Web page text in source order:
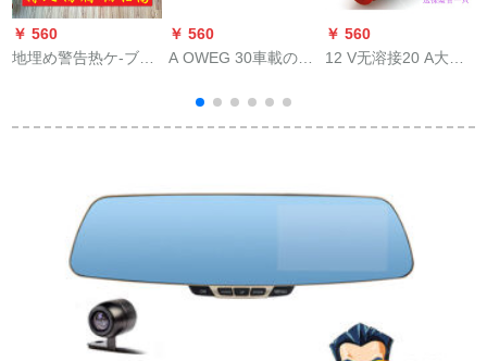
￥ 560
地埋め警告热ケ-ブガ
さい。マークは50 cm
￥ 560
A OWEG 30車載のハ
広角サイクルビエン
ズの駐車監視・防犯
た。
￥ 560
12 V无溶接20 A大出
ド変换ベトスキー付
トストス式15 A+シャ